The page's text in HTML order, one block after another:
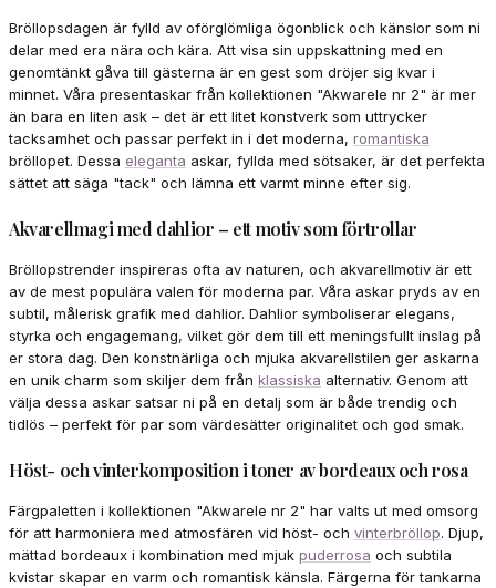
Bröllopsdagen är fylld av oförglömliga ögonblick och känslor som ni
delar med era nära och kära. Att visa sin uppskattning med en
genomtänkt gåva till gästerna är en gest som dröjer sig kvar i
minnet. Våra presentaskar från kollektionen "Akwarele nr 2" är mer
än bara en liten ask – det är ett litet konstverk som uttrycker
tacksamhet och passar perfekt in i det moderna, romantiska
bröllopet. Dessa eleganta askar, fyllda med sötsaker, är det perfekta
sättet att säga "tack" och lämna ett varmt minne efter sig.
Akvarellmagi med dahlior – ett motiv som förtrollar
Bröllopstrender inspireras ofta av naturen, och akvarellmotiv är ett
av de mest populära valen för moderna par. Våra askar pryds av en
subtil, målerisk grafik med dahlior. Dahlior symboliserar elegans,
styrka och engagemang, vilket gör dem till ett meningsfullt inslag på
er stora dag. Den konstnärliga och mjuka akvarellstilen ger askarna
en unik charm som skiljer dem från klassiska alternativ. Genom att
välja dessa askar satsar ni på en detalj som är både trendig och
tidlös – perfekt för par som värdesätter originalitet och god smak.
Höst- och vinterkomposition i toner av bordeaux och rosa
Färgpaletten i kollektionen "Akwarele nr 2" har valts ut med omsorg
för att harmoniera med atmosfären vid höst- och vinterbröllop. Djup,
mättad bordeaux i kombination med mjuk puderrosa och subtila
kvistar skapar en varm och romantisk känsla. Färgerna för tankarna